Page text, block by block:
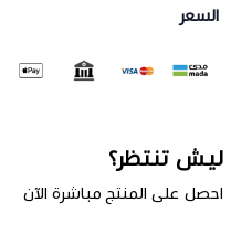
السعر
ليش تنتظر؟
احصل على المنتج مباشرة الآن